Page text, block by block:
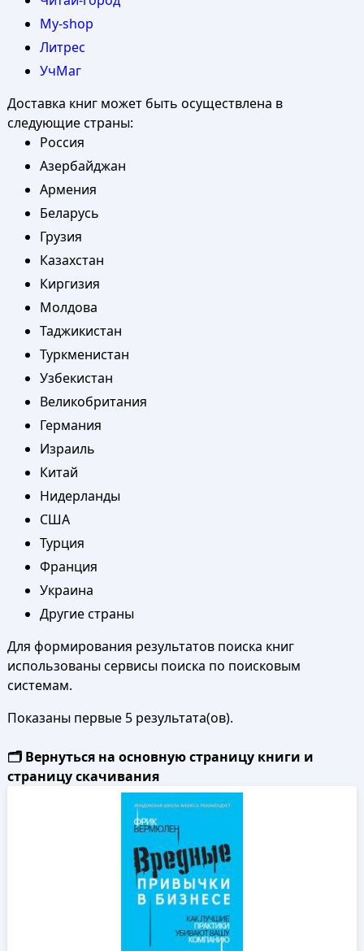
My-shop
Литрес
УчМаг
Доставка книг может быть осуществлена в
следующие страны:
Россия
Азербайджан
Армения
Беларусь
Грузия
Казахстан
Киргизия
Молдова
Таджикистан
Туркменистан
Узбекистан
Великобритания
Германия
Израиль
Китай
Нидерланды
США
Турция
Франция
Украина
Другие страны
Для формирования результатов поиска книг
использованы сервисы поиска по поисковым
системам.
Показаны первые 5 результата(ов).
🗂️ Вернуться на основную страницу книги и
страницу скачивания